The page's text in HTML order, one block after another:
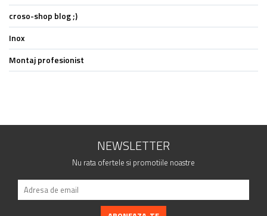
croso-shop blog ;)
Inox
Montaj profesionist
NEWSLETTER
Nu rata ofertele si promotiile noastre